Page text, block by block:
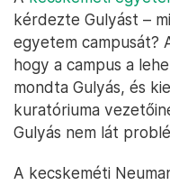
kérdezte Gulyást –
egyetem campusát?
hogy a campus a
mondta Gulyás, és
kuratóriuma
Gulyás nem lát
A kecskeméti